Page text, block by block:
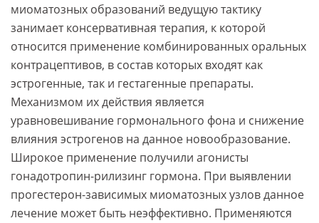
миоматозных образований ведущую тактику
занимает консервативная терапия, к которой
относится применение комбинированных оральных
контрацептивов, в состав которых входят как
эстрогенные, так и гестагенные препараты.
Механизмом их действия является
уравновешивание гормонального фона и снижение
влияния эстрогенов на данное новообразование.
Широкое применение получили агонисты
гонадотропин-рилизинг гормона. При выявлении
прогестерон-зависимых миоматозных узлов данное
лечение может быть неэффективно. Применяются